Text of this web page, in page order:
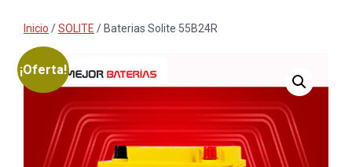
Inicio /SOLITE / Baterias Solite 55B24R
¡Oferta!